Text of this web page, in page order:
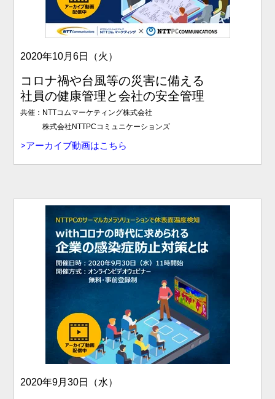
2020年10月6日（火）
コロナ禍や台風等の災害に備える
社員の健康管理と会社の安全管理
共催：NTTコムマーケティング株式会社
株式会社NTTPCコミュニケーションズ
>アーカイブ動画はこちら
2020年9月30日（水）